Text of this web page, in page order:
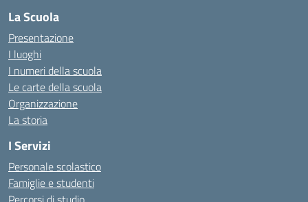
La Scuola
Presentazione
I luoghi
I numeri della scuola
Le carte della scuola
Organizzazione
La storia
I Servizi
Personale scolastico
Famiglie e studenti